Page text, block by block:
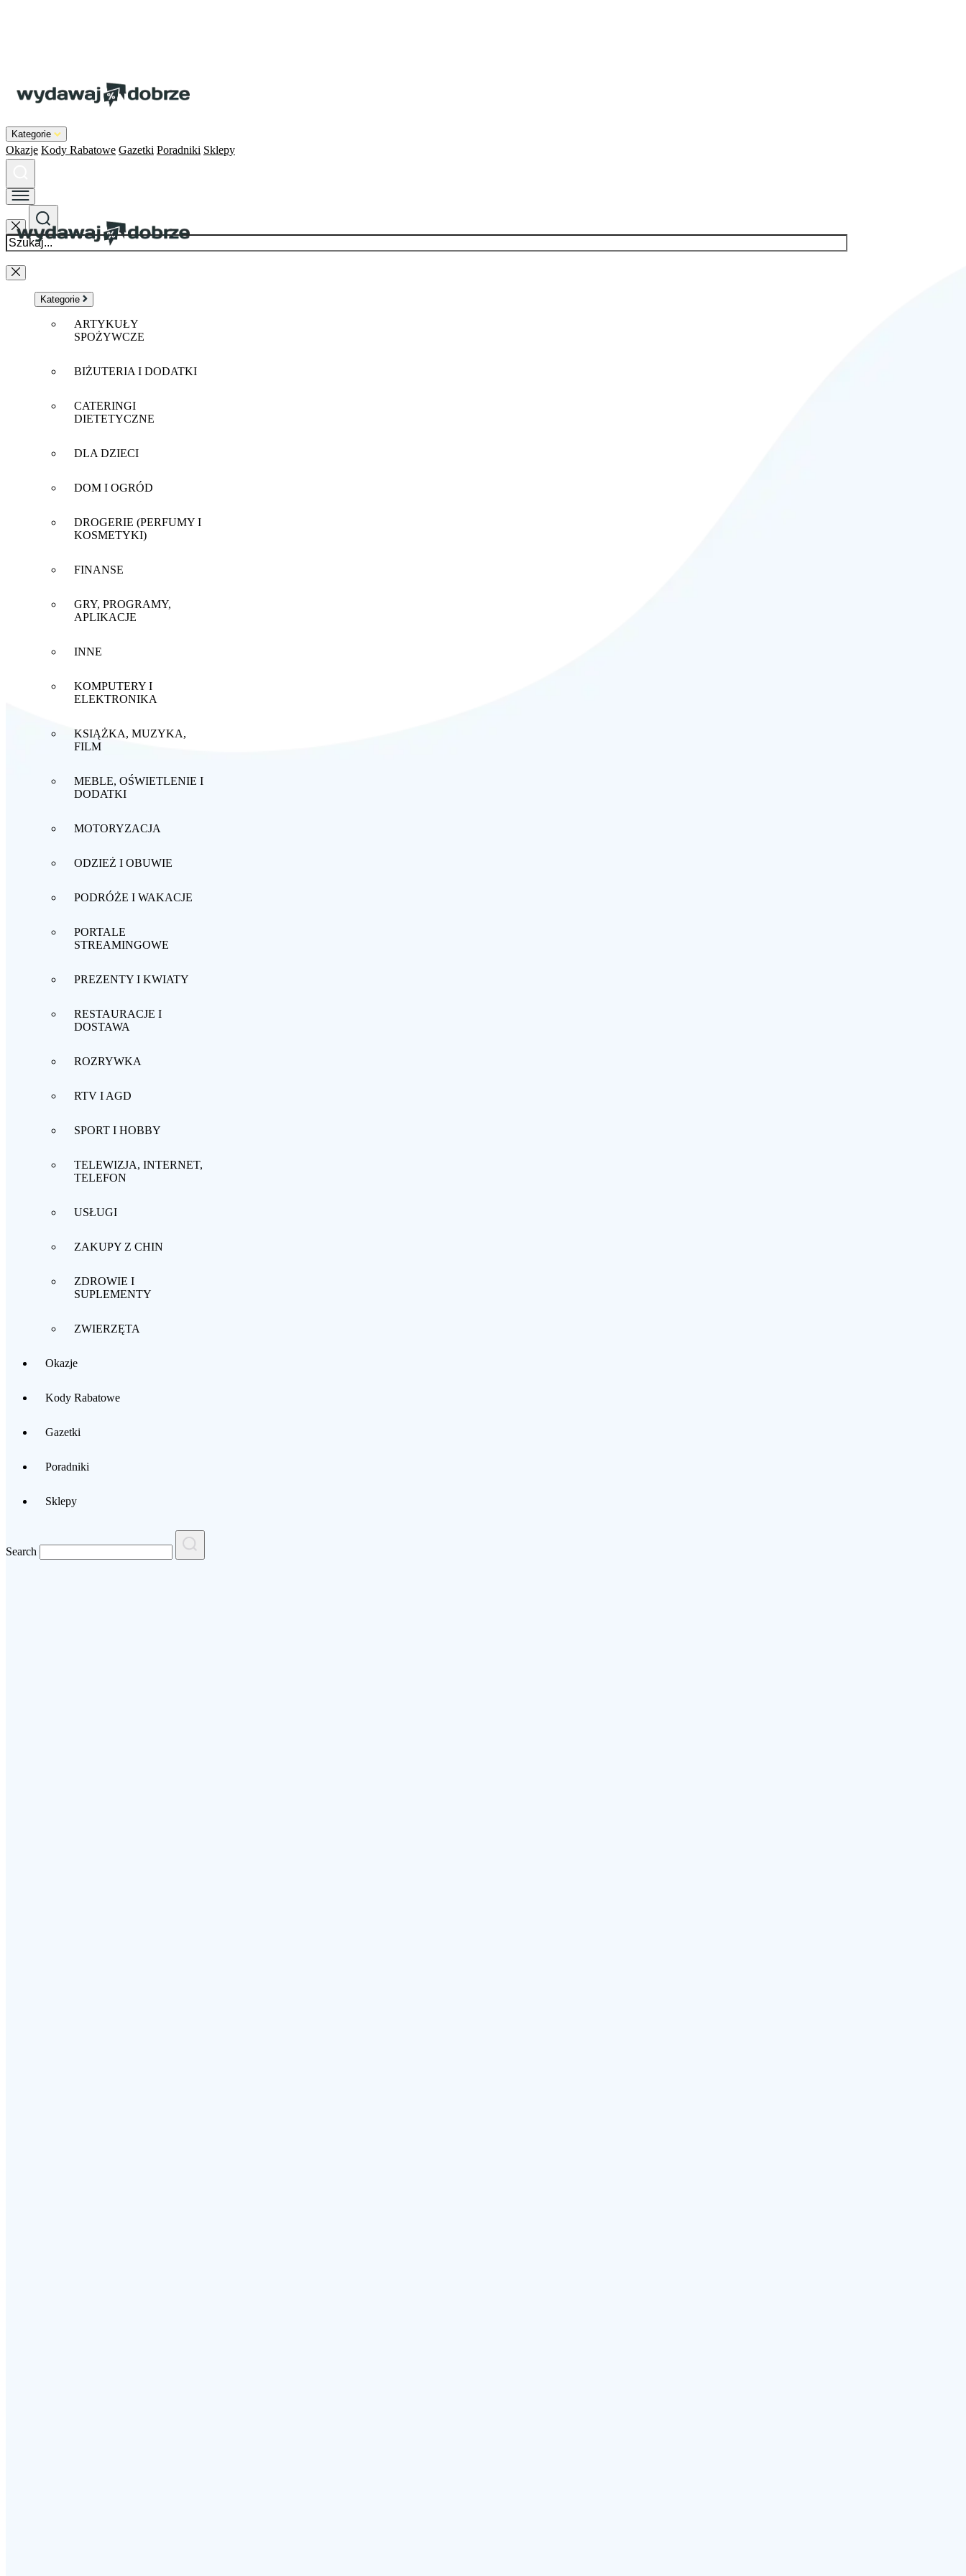
Kategorie
Okazje Kody Rabatowe Gazetki Poradniki Sklepy
Kategorie
ARTYKUŁY
SPOŻYWCZE
BIŻUTERIA I DODATKI
CATERINGI
DIETETYCZNE
DLA DZIECI
DOM I OGRÓD
DROGERIE (PERFUMY I
KOSMETYKI)
FINANSE
GRY, PROGRAMY,
APLIKACJE
INNE
KOMPUTERY I
ELEKTRONIKA
KSIĄŻKA, MUZYKA,
FILM
MEBLE, OŚWIETLENIE I
DODATKI
MOTORYZACJA
ODZIEŻ I OBUWIE
PODRÓŻE I WAKACJE
PORTALE
STREAMINGOWE
PREZENTY I KWIATY
RESTAURACJE I
DOSTAWA
ROZRYWKA
RTV I AGD
SPORT I HOBBY
TELEWIZJA, INTERNET,
TELEFON
USŁUGI
ZAKUPY Z CHIN
ZDROWIE I
SUPLEMENTY
ZWIERZĘTA
Okazje
Kody Rabatowe
Gazetki
Poradniki
Sklepy
Search